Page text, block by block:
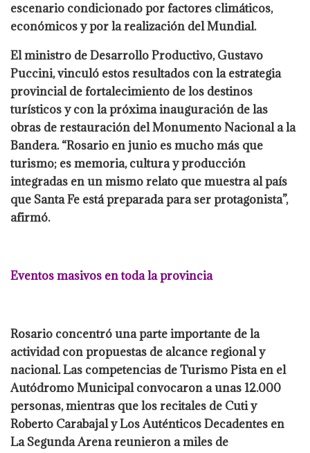
escenario condicionado por factores climáticos,
económicos y por la realización del Mundial.
El ministro de Desarrollo Productivo, Gustavo
Puccini, vinculó estos resultados con la estrategia
provincial de fortalecimiento de los destinos
turísticos y con la próxima inauguración de las
obras de restauración del Monumento Nacional a la
Bandera. “Rosario en junio es mucho más que
turismo; es memoria, cultura y producción
integradas en un mismo relato que muestra al país
que Santa Fe está preparada para ser protagonista”,
afirmó.
Eventos masivos en toda la provincia
Rosario concentró una parte importante de la
actividad con propuestas de alcance regional y
nacional. Las competencias de Turismo Pista en el
Autódromo Municipal convocaron a unas 12.000
personas, mientras que los recitales de Cuti y
Roberto Carabajal y Los Auténticos Decadentes en
La Segunda Arena reunieron a miles de